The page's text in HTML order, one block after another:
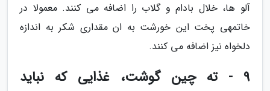
آلو ها، خلال بادام و گلاب را اضافه می کنند. معمولا در
خاتمهی پخت این خورشت به ان مقداری شکر به اندازه
دلخواه نیز اضافه می کنند.
9 - ته چین گوشت، غذایی که نباید